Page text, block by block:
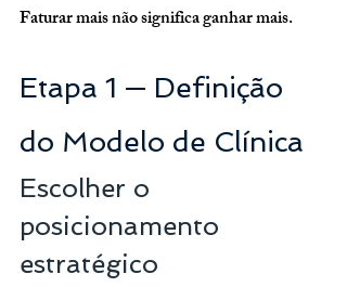
Faturar mais não significa ganhar mais.
Etapa 1 — Definição
do Modelo de Clínica
Escolher o
posicionamento
estratégico